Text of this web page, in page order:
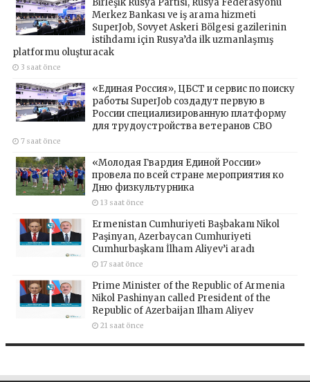
Merkez Bankası ve iş arama hizmeti
SuperJob, Sovyet Askeri Bölgesi gazilerinin
istihdamı için Rusya’da ilk uzmanlaşmış
platformu oluşturacak
3 saat önce
«Единая Россия», ЦБСТ и сервис по поиску
работы SuperJob создадут первую в
России специализированную платформу
для трудоустройства ветеранов СВО
7 saat önce
«Молодая Гвардия Единой России»
провела по всей стране мероприятия ко
Дню физкультурника
13 saat önce
Ermenistan Cumhuriyeti Başbakanı Nikol
Paşinyan, Azerbaycan Cumhuriyeti
Cumhurbaşkanı İlham Aliyev’i aradı
17 saat önce
Prime Minister of the Republic of Armenia
Nikol Pashinyan called President of the
Republic of Azerbaijan Ilham Aliyev
21 saat önce